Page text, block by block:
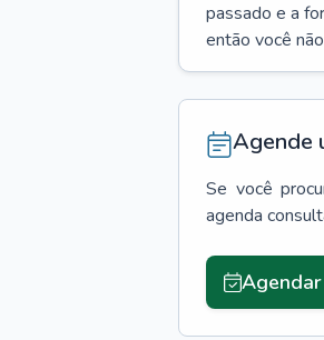
passado e a
então você
Agende
Se você
agenda